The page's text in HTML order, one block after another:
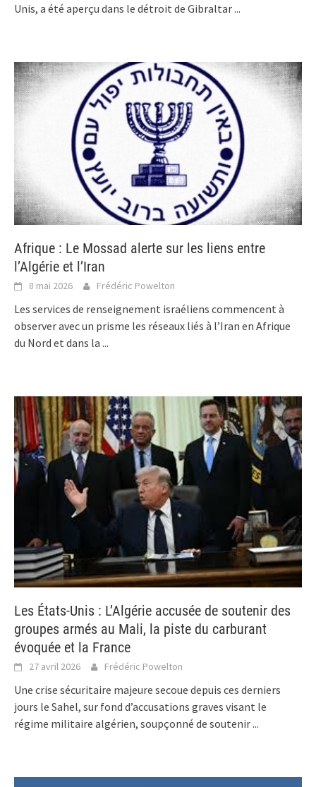
Unis, a été aperçu dans le détroit de Gibraltar...
Afrique : Le Mossad alerte sur les liens entre
l’Algérie et l’Iran
8 mai 2026 Frédéric Powelton
Les services de renseignement israéliens commencent à
observer avec un prisme les réseaux liés à l’Iran en Afrique
du Nord et dans la ...
Les États-Unis : L’Algérie accusée de soutenir des
groupes armés au Mali, la piste du carburant
évoquée et la France
27 avril 2026 Frédéric Powelton
Une crise sécuritaire majeure secoue depuis ces derniers
jours le Sahel, sur fond d’accusations graves visant le
régime militaire algérien, soupçonné de soutenir...